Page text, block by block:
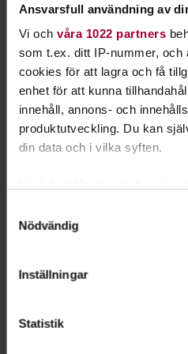
Ansvarsfull användning av
Vi och våra 1022 partners
som t.ex. ditt IP-nummer, och
cookies för att lagra och få
enhet för att kunna
innehåll, annons- och
produktutveckling. Du kan
din data och i vilka syften.
kan ha en noggrannhet på
Ta reda på mer om hur dina
ändra eller dra tillbaka ditt
Nödvändig
Inställningar
Statistik
Skicka
Dans & rörelse
brett utbud av danskurser